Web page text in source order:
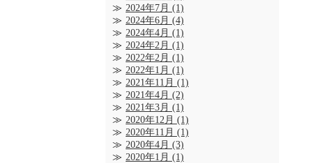
2024年7月 (1)
2024年6月 (4)
2024年4月 (1)
2024年2月 (1)
2022年2月 (1)
2022年1月 (1)
2021年11月 (1)
2021年4月 (2)
2021年3月 (1)
2020年12月 (1)
2020年11月 (1)
2020年4月 (3)
2020年1月 (1)